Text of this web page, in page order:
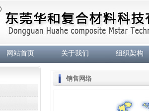
组织架构
关于我们
网站首页
销售网络